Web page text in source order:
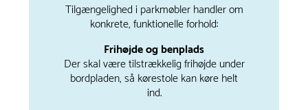
Tilgængelighed i parkmøbler handler om
konkrete, funktionelle forhold:
Frihøjde og benplads
Der skal være tilstrækkelig frihøjde under
bordpladen, så kørestole kan køre helt
ind.